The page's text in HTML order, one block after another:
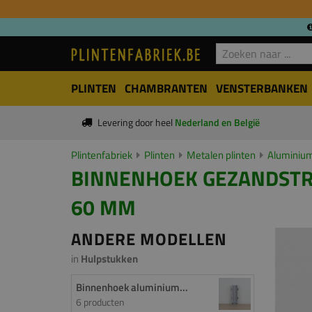
PLINTEN CHAMBRANTEN VENSTERBANKEN
Levering door heel Nederland en België
Plintenfabriek Plinten Metalen plinten
BINNENHOEK
60 MM
ANDERE MODELLEN
in Hulpstukken
Binnenhoek aluminium...
6 producten